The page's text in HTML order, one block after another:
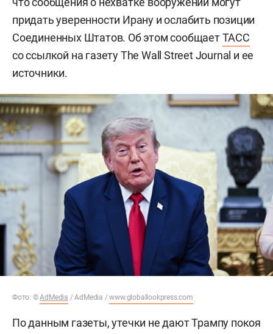
придать уверенности Ирану и ослабить позиции
Соединенных Штатов. Об этом сообщаетТАСС
со ссылкой на газету The Wall Street Journal и ее
источники.
Фото: ©AdMedia / AdMedia /www.globallookpress.com
По данным газеты, утечки не дают Трампу покоя